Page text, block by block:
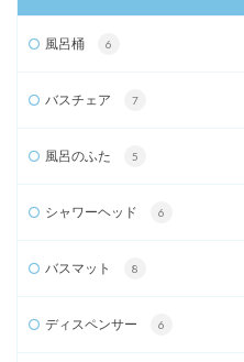
風呂桶 6
バスチェア 7
風呂のふた 5
シャワーヘッド 6
バスマット 8
ディスペンサー 6